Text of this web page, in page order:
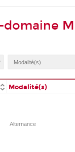
Modalité(s)
Alternance